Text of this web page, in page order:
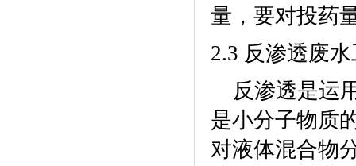
量，要对投药
2.3 反渗透废
反渗透是运
是小分子物质
对液体混合物